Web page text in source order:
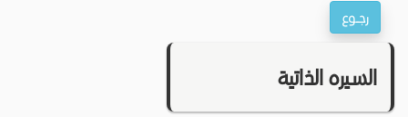
السيره الذاتية